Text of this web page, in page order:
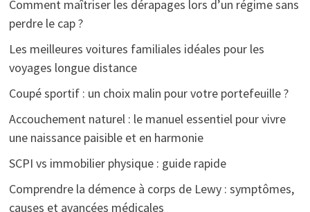
Comment maîtriser les dérapages lors d’un régime sans
perdre le cap ?
Les meilleures voitures familiales idéales pour les
voyages longue distance
Coupé sportif : un choix malin pour votre portefeuille ?
Accouchement naturel : le manuel essentiel pour vivre
une naissance paisible et en harmonie
SCPI vs immobilier physique : guide rapide
Comprendre la démence à corps de Lewy : symptômes,
causes et avancées médicales